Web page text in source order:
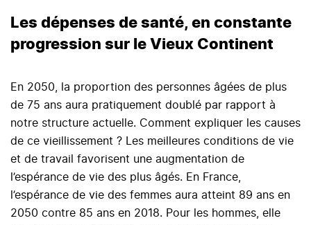
Les dépenses de santé, en constante
progression sur le Vieux Continent
En 2050, la proportion des personnes âgées de plus
de 75 ans aura pratiquement doublé par rapport à
notre structure actuelle. Comment expliquer les causes
de ce vieillissement ? Les meilleures conditions de vie
et de travail favorisent une augmentation de
l’espérance de vie des plus âgés. En France,
l’espérance de vie des femmes aura atteint 89 ans en
2050 contre 85 ans en 2018. Pour les hommes, elle